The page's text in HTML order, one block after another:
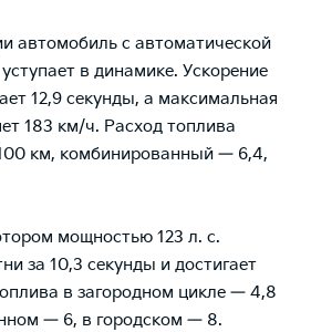
автомобиль с автоматической
в динамике. Ускорение
12,9 секунды, а максимальная
183 км/ч. Расход топлива
км, комбинированный — 6,4,
мощностью 123 л. с.
за 10,3 секунды и достигает
в загородном цикле — 4,8
— 6, в городском — 8.